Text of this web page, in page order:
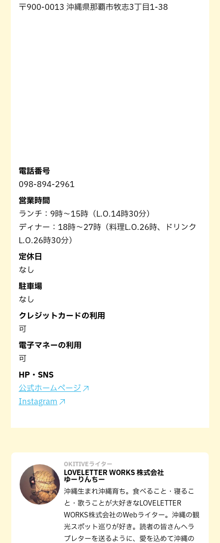
〒900-0013 沖縄県那覇市牧志3丁目1-38
電話番号
098-894-2961
営業時間
ランチ：9時〜15時（L.O.14時30分）
ディナー：18時〜27時（料理L.O.26時、ドリンク
L.O.26時30分）
定休日
なし
駐車場
なし
クレジットカードの利用
可
電子マネーの利用
可
HP・SNS
公式ホームページ
Instagram
OKITIVEライター
LOVELETTER WORKS 株式会社
ゆーりんちー
沖縄生まれ沖縄育ち。食べること・寝るこ
と・歌うことが大好きなLOVELETTER
WORKS株式会社のWebライター。沖縄の観
光スポット巡りが好き。読者の皆さんへラ
ブレターを送るように、愛を込めて沖縄の